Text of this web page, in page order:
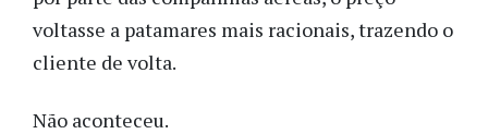
voltasse a patamares mais racionais, trazendo o
cliente de volta.
Não aconteceu.